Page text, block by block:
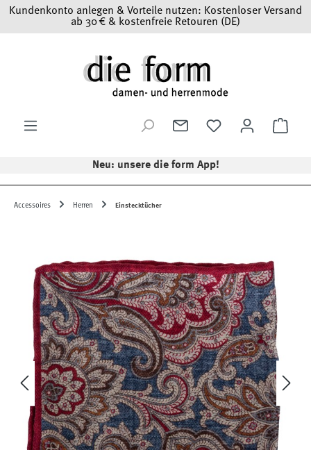
Zum Hauptinhalt springen
Kundenkonto anlegen & Vorteile nutzen: Kostenloser Versand
ab 30 € & kostenfreie Retouren (DE)
Neu: unsere die form App!
Accessoires Herren Einstecktücher